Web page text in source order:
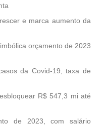
e marca aumento da
orçamento de 2023
da Covid-19, taxa de
R$ 547,3 mi até
de 2023, com salário